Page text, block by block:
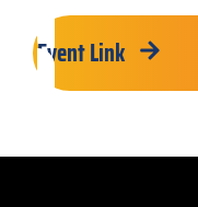
Event Link